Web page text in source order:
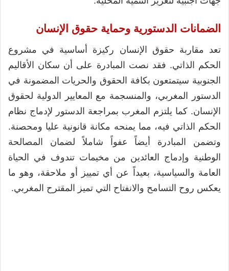
الضمانات الدستورية وحماية حقوق الإنسان
تعد مقاربة حقوق الإنسان ركيزة أساسية في مشروع
الحكم الذاتي. فقد نصت المبادرة على أن سكان الأقاليم
الجنوبية سيتمتعون بكافة الحقوق والحريات المضمونة في
الدستور المغربي، والمنسجمة مع المعايير الدولية لحقوق
الإنسان. كما يلتزم المغرب بمراجعة الدستور لإدماج نظام
الحكم الذاتي فيه، مما يمنحه مكانة قانونية عليا ومحصنة.
وتضمن المبادرة أيضاً عفواً شاملاً لضمان المصالحة
الوطنية وإدماج العائدين من مخيمات تندوف في الحياة
العامة والسياسية، بعيداً عن أي تمييز أو ملاحقة، وهو ما
يعكس روح التسامح والانفتاح التي تميز المقترح المغربي.